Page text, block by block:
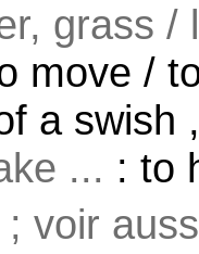
grass
move /
a swish
... : to
; voir